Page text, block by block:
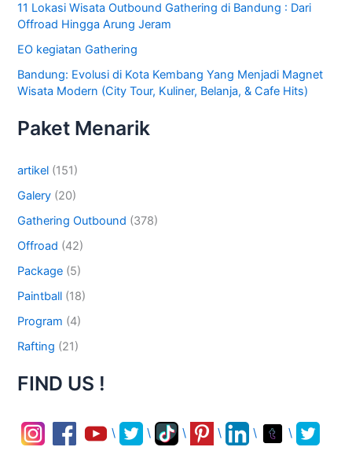
11 Lokasi Wisata Outbound Gathering di Bandung : Dari
Offroad Hingga Arung Jeram
EO kegiatan Gathering
Bandung: Evolusi di Kota Kembang Yang Menjadi Magnet
Wisata Modern (City Tour, Kuliner, Belanja, & Cafe Hits)
Paket Menarik
artikel (151)
Galery (20)
Gathering Outbound (378)
Offroad (42)
Package (5)
Paintball (18)
Program (4)
Rafting (21)
FIND US !
\ \ \ \ \ \